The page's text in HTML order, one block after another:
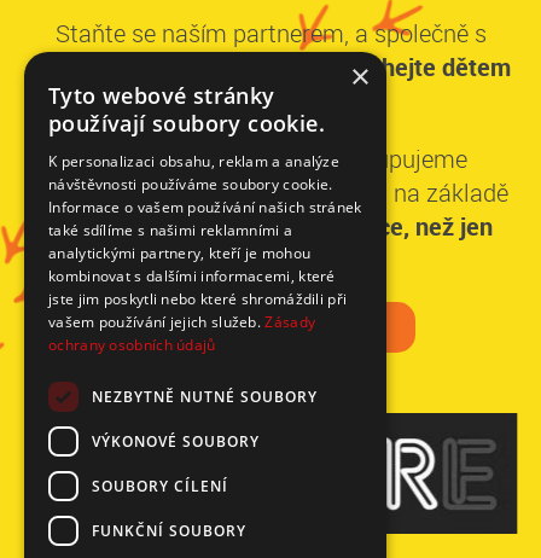
Staňte se naším partnerem, a společně s
dalšími významnými dárci,
pomáhejte dětem
dlouhodobě.
Ke každému partnerovi přistupujeme
individuálně a stavíme spolupráci na základě
domluvených priorit.Získáte více, než jen
dobrý pocit.
CHCEME POMÁHAT
×
Tyto webové stránky
používají soubory cookie.
K personalizaci obsahu, reklam a analýze
návštěvnosti používáme soubory cookie.
Informace o vašem používání našich stránek
také sdílíme s našimi reklamními a
analytickými partnery, kteří je mohou
kombinovat s dalšími informacemi, které
jste jim poskytli nebo které shromáždili při
vašem používání jejich služeb.Zásady
ochrany osobních údajů
NEZBYTNĚ NUTNÉ SOUBORY
VÝKONOVÉ SOUBORY
SOUBORY CÍLENÍ
FUNKČNÍ SOUBORY